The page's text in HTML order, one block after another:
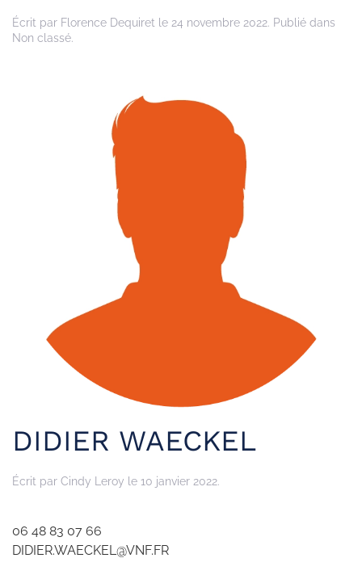
Écrit par Florence Dequiret le 24 novembre 2022. Publié dans
Non classé.
DIDIER WAECKEL
Écrit par Cindy Leroy le 10 janvier 2022.
06 48 83 07 66
DIDIER.WAECKEL@VNF.FR